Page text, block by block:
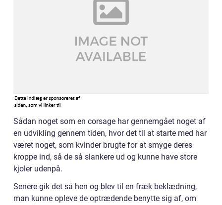
Sådan noget som en corsage har gennemgået noget af
en udvikling gennem tiden, hvor det til at starte med har
været noget, som kvinder brugte for at smyge deres
kroppe ind, så de så slankere ud og kunne have store
kjoler udenpå.
Senere gik det så hen og blev til en fræk beklædning,
man kunne opleve de optrædende benytte sig af, om